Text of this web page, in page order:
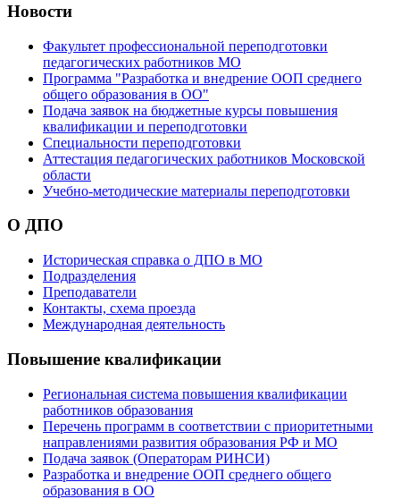
Новости
Факультет профессиональной переподготовки
педагогических работников МО
Программа "Разработка и внедрение ООП среднего
общего образования в ОО"
Подача заявок на бюджетные курсы повышения
квалификации и переподготовки
Специальности переподготовки
Аттестация педагогических работников Московской
области
Учебно-методические материалы переподготовки
О ДПО
Историческая справка о ДПО в МО
Подразделения
Преподаватели
Контакты, схема проезда
Международная деятельность
Повышение квалификации
Региональная система повышения квалификации
работников образования
Перечень программ в соответствии с приоритетными
направлениями развития образования РФ и МО
Подача заявок (Операторам РИНСИ)
Разработка и внедрение ООП среднего общего
образования в ОО